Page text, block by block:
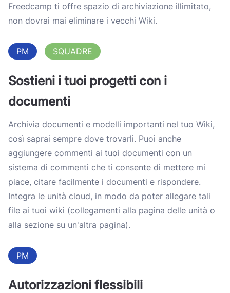
Freedcamp ti offre spazio di archiviazione illimitato,
non dovrai mai eliminare i vecchi Wiki.
PM SQUADRE
Sostieni i tuoi progetti con i
documenti
Archivia documenti e modelli importanti nel tuo Wiki,
così saprai sempre dove trovarli. Puoi anche
aggiungere commenti ai tuoi documenti con un
sistema di commenti che ti consente di mettere mi
piace, citare facilmente i documenti e rispondere.
Integra le unità cloud, in modo da poter allegare tali
file ai tuoi wiki (collegamenti alla pagina delle unità o
alla sezione su un'altra pagina).
PM
Autorizzazioni flessibili